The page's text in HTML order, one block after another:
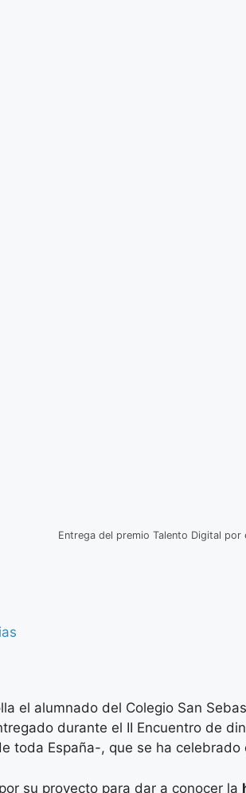
Entrega del premio Talento Digital
el alumnado del Colegio San
durante el II Encuentro de
toda España-, que se ha
su proyecto para dar a conocer la